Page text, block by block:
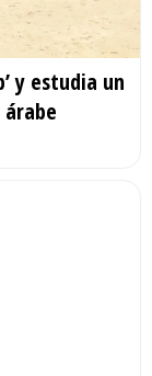
y estudia un